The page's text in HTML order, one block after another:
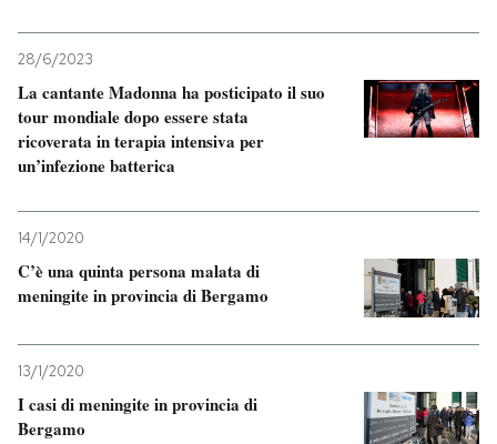
28/6/2023
La cantante Madonna ha posticipato il suo
tour mondiale dopo essere stata
ricoverata in terapia intensiva per
un’infezione batterica
14/1/2020
C’è una quinta persona malata di
meningite in provincia di Bergamo
13/1/2020
I casi di meningite in provincia di
Bergamo